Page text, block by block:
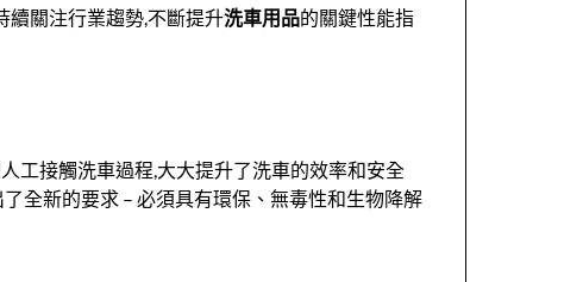
續關注行業趨勢,不斷提升洗車用品的關鍵性能指
工接觸洗車過程,大大提升了洗車的效率和安全
全新的要求 – 必須具有環保、無毒性和生物降解